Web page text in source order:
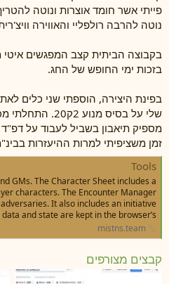
פייתי אשר חומד אוצרות ונוטה
נוטה להרבה רולפליי והאווירה
בקבוצה הביתית קצב המפגשים איטי
בזכות ימי החופש של החג.
בפינת היצירה, הוספתי שני כלים
שלי על בסיס מנוע
מספיק תיאבון בשביל לעבוד על
זמן משציפיתי למרות ההיעזרות
Tools
GMs. The Character Sheet includes a
characters. The Encounter Manager
It also includes an initiative
and state are kept in the browser’s...
mistns.team
קבצים מצורפים